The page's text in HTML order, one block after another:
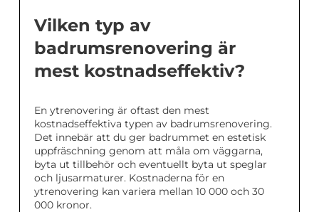
Vilken typ av
badrumsrenovering är
mest kostnadseffektiv?
En ytrenovering är oftast den mest
kostnadseffektiva typen av badrumsrenovering.
Det innebär att du ger badrummet en estetisk
uppfräschning genom att måla om väggarna,
byta ut tillbehör och eventuellt byta ut speglar
och ljusarmaturer. Kostnaderna för en
ytrenovering kan variera mellan 10 000 och 30
000 kronor.